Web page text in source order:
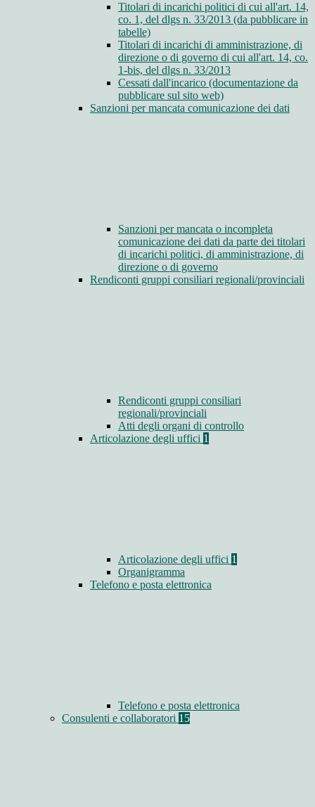
Titolari di incarichi politici di cui all'art. 14,
co. 1, del dlgs n. 33/2013 (da pubblicare in
tabelle)
Titolari di incarichi di amministrazione, di
direzione o di governo di cui all'art. 14, co.
1-bis, del dlgs n. 33/2013
Cessati dall'incarico (documentazione da
pubblicare sul sito web)
Sanzioni per mancata comunicazione dei dati
Sanzioni per mancata o incompleta
comunicazione dei dati da parte dei titolari
di incarichi politici, di amministrazione, di
direzione o di governo
Rendiconti gruppi consiliari regionali/provinciali
Rendiconti gruppi consiliari
regionali/provinciali
Atti degli organi di controllo
Articolazione degli uffici 1
Articolazione degli uffici 1
Organigramma
Telefono e posta elettronica
Telefono e posta elettronica
Consulenti e collaboratori 15